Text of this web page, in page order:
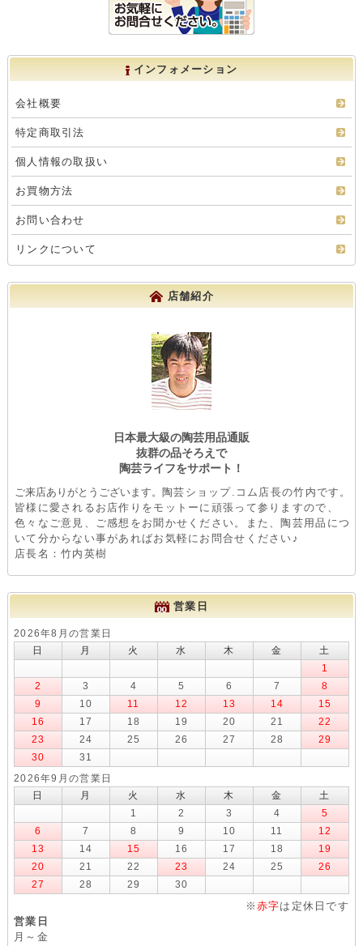
インフォメーション
会社概要
特定商取引法
個人情報の取扱い
お買物方法
お問い合わせ
リンクについて
店舗紹介
日本最大級の陶芸用品通販
抜群の品そろえで
陶芸ライフをサポート！
ご来店ありがとうございます。 陶芸ショップ.コム店長の竹内です。
皆様に愛されるお店作りをモットーに頑張って参りますので、
色々なご意見、ご感想をお聞かせください。また、陶芸用品につ
いて分からない事があればお気軽にお問合せください♪
店長名：竹内英樹
営業日
2026年8月の営業日
日
月 火 水 木 金
土
1
2
3 4 5 6 7
8
9
10 11 12 13 14
15
16
17 18 19 20 21
22
23
24 25 26 27 28
29
30
31
2026年9月の営業日
日
月 火 水 木 金
土
1
2 3 4
5
6
7 8 9 10 11
12
13
14 15 16 17 18
19
20
21 22 23 24 25
26
27
28 29 30
※ 赤字は定休日です
営業日
月～金